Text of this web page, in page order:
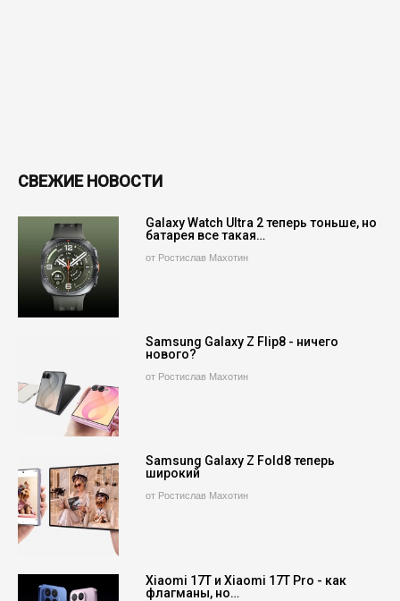
СВЕЖИЕ НОВОСТИ
Galaxy Watch Ultra 2 теперь тоньше, но
батарея все такая…
от Ростислав Махотин
Samsung Galaxy Z Flip8 - ничего
нового?
от Ростислав Махотин
Samsung Galaxy Z Fold8 теперь
широкий
от Ростислав Махотин
Xiaomi 17T и Xiaomi 17T Pro - как
флагманы, но…